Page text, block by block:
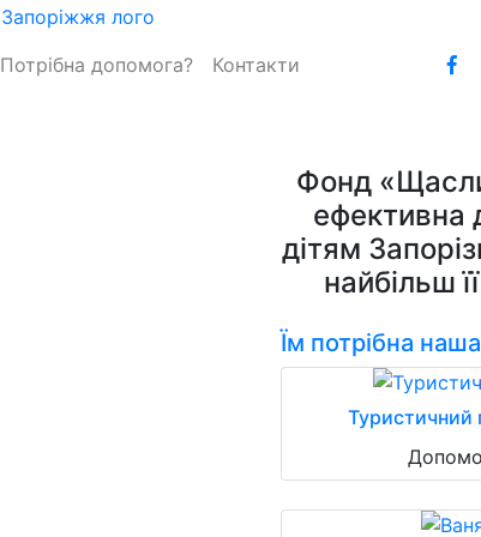
Потрібна допомога? Контакти
Фонд
ефективна
дітям
найбільш
Їм потрібна
Туристичний